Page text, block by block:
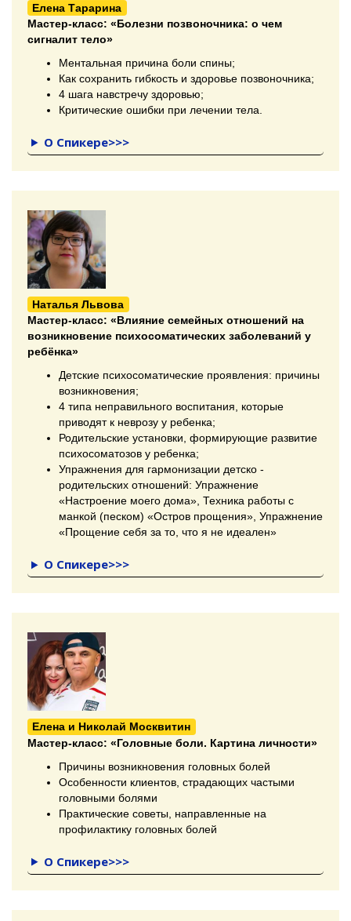
Елена Тарарина
Мастер-класс: «Болезни позвоночника: о чем
сигналит тело»
Ментальная причина боли спины;
Как сохранить гибкость и здоровье позвоночника;
4 шага навстречу здоровью;
Критические ошибки при лечении тела.
О Спикере>>>
Наталья Львова
Мастер-класс: «Влияние семейных отношений на
возникновение психосоматических заболеваний у
ребёнка»
Детские психосоматические проявления: причины
возникновения;
4 типа неправильного воспитания, которые
приводят к неврозу у ребенка;
Родительские установки, формирующие развитие
психосоматозов у ребенка;
Упражнения для гармонизации детско -
родительских отношений: Упражнение
«Настроение моего дома», Техника работы с
манкой (песком) «Остров прощения», Упражнение
«Прощение себя за то, что я не идеален»
О Спикере>>>
Елена и Николай Москвитин
Мастер-класс: «Головные боли. Картина личности»
Причины возникновения головных болей
Особенности клиентов, страдающих частыми
головными болями
Практические советы, направленные на
профилактику головных болей
О Спикере>>>